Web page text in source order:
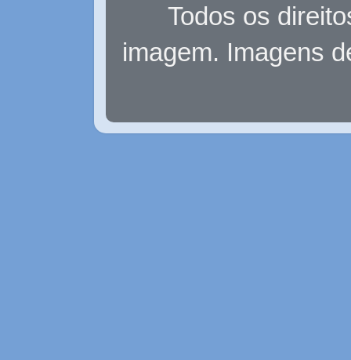
Todos os
imagem. Imagens